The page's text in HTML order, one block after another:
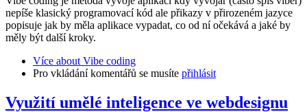
nepíše klasický programovací kód ale přikazy v přirozeném jazyce
popisuje jak by měla aplikace vypadat, co od ní očekává a jaké by
měly být další kroky.
Více about Vibe coding
Pro vkládání komentářů se musíte přihlásit
Využití umělé inteligence ve webdesignu